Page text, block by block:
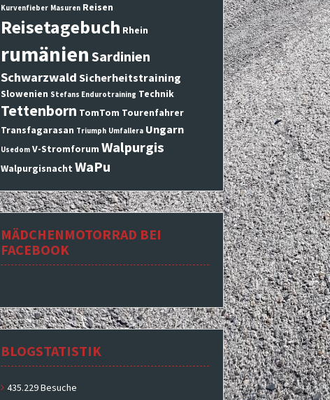
Kurvenfieber Masuren Reisen
Reisetagebuch Rhein
rumänienSardinien
Schwarzwald Sicherheitstraining
Slowenien Stefans Endurotraining Technik
Tettenborn TomTom Tourenfahrer
Transfagarasan Triumph Umfallera Ungarn
Usedom V-Stromforum Walpurgis
Walpurgisnacht WaPu
MÄDCHENMOTORRAD BEI
FACEBOOK
BLOGSTATISTIK
435.229 Besuche